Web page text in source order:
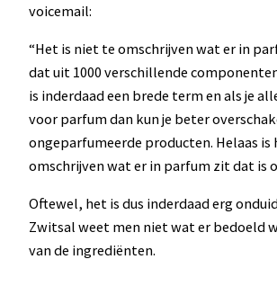
voicemail:
“Het is niet te omschrijven wat er in
dat uit 1000 verschillende
is inderdaad een brede term en als je
voor parfum dan kun je beter
ongeparfumeerde producten. Helaas is
omschrijven wat er in parfum zit dat is
Oftewel, het is dus inderdaad erg
Zwitsal weet men niet wat er bedoeld
van de ingrediënten.